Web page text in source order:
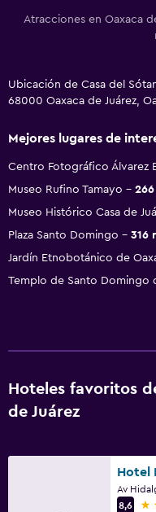
Atracciones en Oaxaca
Ubicación de Casa del
68000 Oaxaca de Juárez,
Mejores lugares de
Centro Fotográfico Álvarez
Museo Rufino Tamayo
Museo Histórico Casa de
Plaza Santo Domingo
316
Jardín Etnobotánico de
Templo de Santo Domingo
Hoteles favoritos
de Juárez
8,6
4